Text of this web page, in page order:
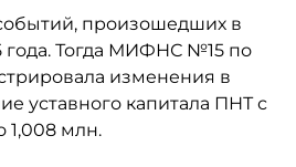
произошедших в
года. Тогда МИФНС №15 по
изменения в
уставного капитала ПНТ с
1,008 млн.